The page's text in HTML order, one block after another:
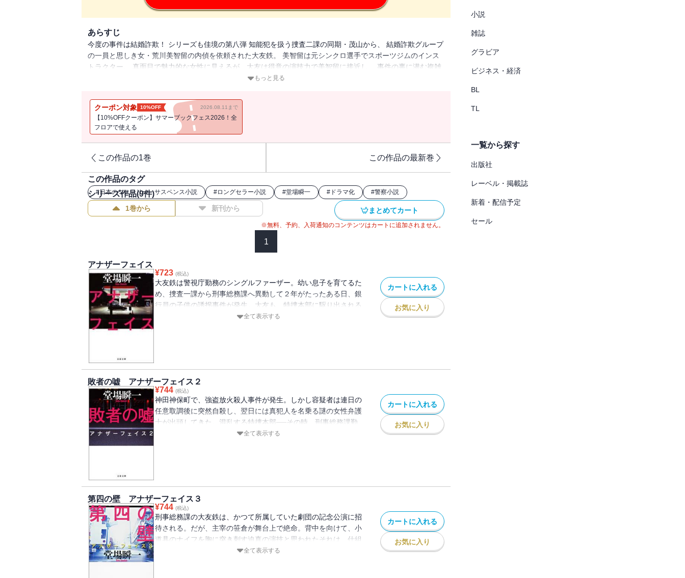
あらすじ
今度の事件は結婚詐欺！ シリーズも佳境の第八弾 知能犯を扱う捜査二課の同期・茂山から、 結婚詐欺グループ
の一員と思しき女・荒川美智留の内偵を依頼された大友鉄。 美智留は元シンクロ選手でスポーツジムのインス
トラクター。 真面目で魅力的な女性に見えるが、大友は得意の演技力で美智留に接近し、 事件の裏に潜む複雑
な事情に分け入っていく。 大人気の警察小説シリーズ第８弾！
もっと見る
クーポン対象 10%OFF 2026.08.11まで
【10%OFFクーポン】サマーブックフェス2026！全
フロアで使える
この作品の1巻 この作品の最新巻
この作品のタグ
#日本のミステリー・サスペンス小説 #ロングセラー小説 #堂場瞬一 # ドラマ化 #警察小説
シリーズ作品(9件)
1巻から 新刊から まとめてカート
※無料、予約、入荷通知のコンテンツはカートに追加されません。
1
アナザーフェイス
¥723 (税込)
大友鉄は警視庁勤務のシングルファーザー。幼い息子を育てるた
め、捜査一課から刑事総務課へ異動して２年がたったある日、銀
行員の子供の誘拐事件が発生。大友も、特捜本部に駆り出される
ことになった。犯人が要求する身代金１億円の受け渡し場所は、
全て表示する
カートに入れる
お気に入り
敗者の嘘 アナザーフェイス２
¥744 (税込)
神田神保町で、強盗放火殺人事件が発生。しかし容疑者は連日の
任意取調後に突然自殺し、翌日には真犯人を名乗る謎の女性弁護
士が出頭してきた。混乱する特捜本部──その時、刑事総務課勤
務の大友鉄はＯＬとの合コン中だった。元上司の福原から出動要
全て表示する
カートに入れる
お気に入り
第四の壁 アナザーフェイス３
¥744 (税込)
刑事総務課の大友鉄は、かつて所属していた劇団の記念公演に招
待される。だが、主宰の笹倉が舞台上で絶命。背中を向けて、小
道具のナイフを胸に突き刺す迫真の演技と思われたそれは、仕組
まれた衆人環視の中での惨事だった。すぐに第二の犠牲者が出
全て表示する
カートに入れる
お気に入り
小説
雑誌
グラビア
ビジネス・経済
BL
TL
一覧から探す
出版社
レーベル・掲載誌
新着・配信予定
セール